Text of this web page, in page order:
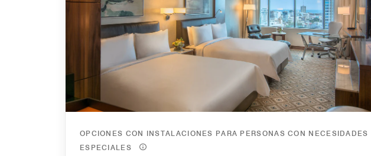
OPCIONES CON INSTALACIONES PARA PERSONAS CON NECESIDADES
ESPECIALES